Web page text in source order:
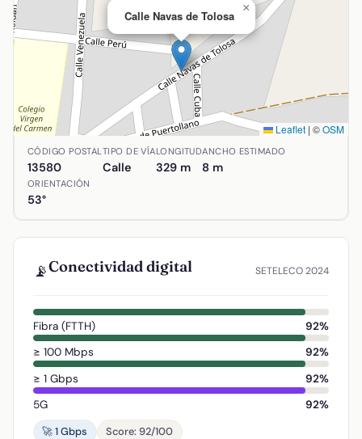
Calle Navas de Tolosa
×
Leaflet | ©OSM
Ubicación de Calle Navas de Tolosa en Almodóvar del
CÓDIGO POSTAL
13580
TIPO DE VÍA
Calle
LONGITUD
329 m
ANCHO ESTIMADO
8 m
ORIENTACIÓN
53°
📡Conectividad digital SETELECO 2024
Fibra (FTTH)
92%
≥ 100 Mbps
92%
≥ 1 Gbps
92%
5G
92%
🚀 1 Gbps
Score: 92/100